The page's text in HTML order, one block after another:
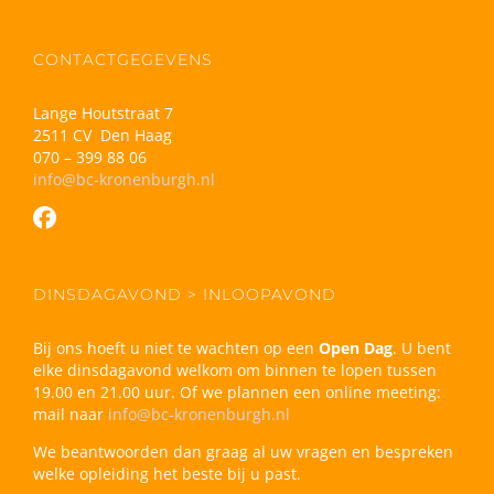
CONTACTGEGEVENS
Lange Houtstraat 7
2511 CV Den Haag
070 – 399 88 06
info@bc-kronenburgh.nl
DINSDAGAVOND > INLOOPAVOND
Bij ons hoeft u niet te wachten op een Open Dag. U bent
elke dinsdagavond welkom om binnen te lopen tussen
19.00 en 21.00 uur. Of we plannen een online meeting:
mail naar info@bc-kronenburgh.nl
We beantwoorden dan graag al uw vragen en bespreken
welke opleiding het beste bij u past.